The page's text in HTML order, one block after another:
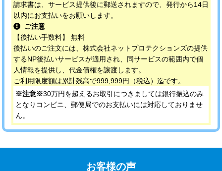
請求書は、サービス提供後に郵送されますので、発行から14日
以内にお支払いをお願いします。
ご注意
【後払い手数料】 無料
後払いのご注文には、株式会社ネットプロテクションズの提供
するNP後払いサービスが適用され、同サービスの範囲内で個
人情報を提供し、代金債権を譲渡します。
ご利用限度額は累計残高で999,999円（税込）迄です。
※注意※30万円を超えるお取引につきましては銀行振込のみ
となりコンビニ、郵便局でのお支払いには対応しておりませ
ん。
お客様の声